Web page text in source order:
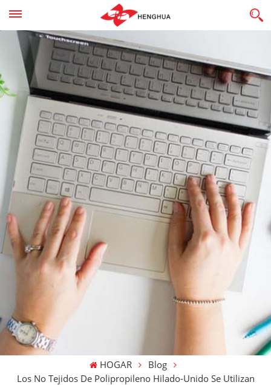
HOGAR
Blog
Los No Tejidos De Polipropileno Hilado-Unido Se Utilizan